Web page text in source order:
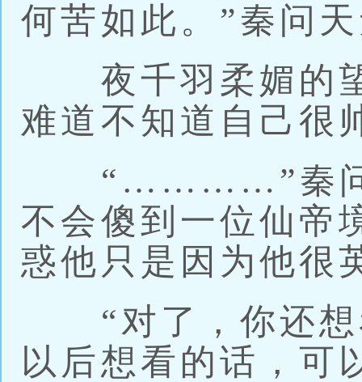
何苦如此。”秦问
夜千羽柔媚的望
难道不知道自己很
“…………”秦问
不会傻到一位仙帝
惑他只是因为他很
“对了，你还想
以后想看的话，可